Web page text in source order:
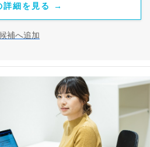
詳細を見る →
補へ追加